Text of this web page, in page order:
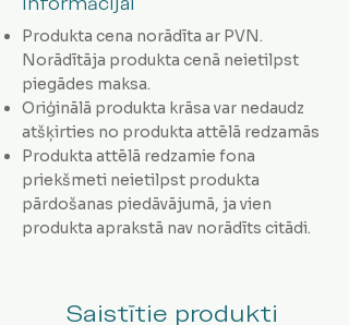
Produkta cena norādīta ar PVN.
Norādītāja produkta cenā neietilpst
piegādes maksa.
Oriģinālā produkta krāsa var nedaudz
atšķirties no produkta attēlā redzamās
Produkta attēlā redzamie fona
priekšmeti neietilpst produkta
pārdošanas piedāvājumā, ja vien
produkta aprakstā nav norādīts citādi.
Saistītie produkti